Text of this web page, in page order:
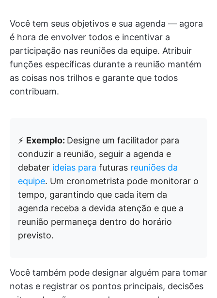
Você tem seus objetivos e sua agenda — agora
é hora de envolver todos e incentivar a
participação nas reuniões da equipe. Atribuir
funções específicas durante a reunião mantém
as coisas nos trilhos e garante que todos
contribuam.
⚡ Exemplo: Designe um facilitador para
conduzir a reunião, seguir a agenda e
debater ideias para futuras reuniões da
equipe. Um cronometrista pode monitorar o
tempo, garantindo que cada item da
agenda receba a devida atenção e que a
reunião permaneça dentro do horário
previsto.
Você também pode designar alguém para tomar
notas e registrar os pontos principais, decisões